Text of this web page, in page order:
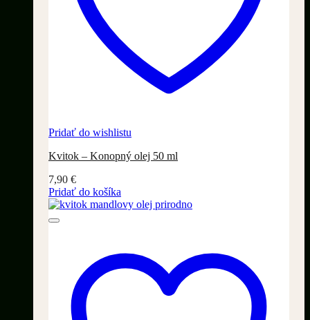
Pridať do wishlistu
Kvitok – Konopný olej 50 ml
7,90 €
Pridať do košíka